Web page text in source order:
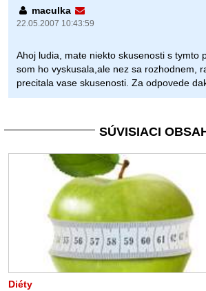
maculka
22.05.2007 10:43:59
Ahoj ludia, mate niekto skusenosti s tymto
som ho vyskusala,ale nez sa rozhodnem,
precitala vase skusenosti. Za odpovede
SÚVISIACI
Diéty